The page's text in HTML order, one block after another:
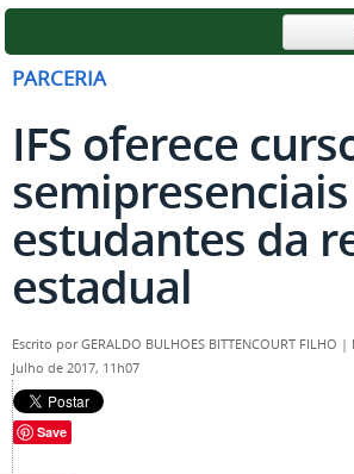
PARCERIA
IFS oferece
estudantes da
estadual
Escrito porGERALDO BULHOES BITTENCOURT FILHO |
Julho de 2017, 11h07
Save